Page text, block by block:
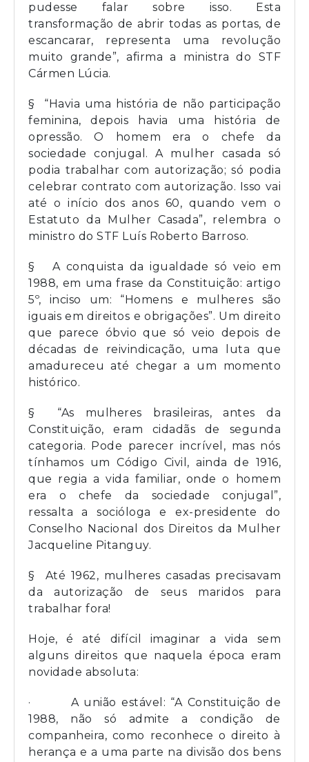
pudesse falar sobre isso. Esta
transformação de abrir todas as portas, de
escancarar, representa uma revolução
muito grande”, afirma a ministra do STF
Cármen Lúcia.
§ “Havia uma história de não participação
feminina, depois havia uma história de
opressão. O homem era o chefe da
sociedade conjugal. A mulher casada só
podia trabalhar com autorização; só podia
celebrar contrato com autorização. Isso vai
até o início dos anos 60, quando vem o
Estatuto da Mulher Casada”, relembra o
ministro do STF Luís Roberto Barroso.
§ A conquista da igualdade só veio em
1988, em uma frase da Constituição: artigo
5º, inciso um: “Homens e mulheres são
iguais em direitos e obrigações”. Um direito
que parece óbvio que só veio depois de
décadas de reivindicação, uma luta que
amadureceu até chegar a um momento
histórico.
§ “As mulheres brasileiras, antes da
Constituição, eram cidadãs de segunda
categoria. Pode parecer incrível, mas nós
tínhamos um Código Civil, ainda de 1916,
que regia a vida familiar, onde o homem
era o chefe da sociedade conjugal”,
ressalta a socióloga e ex-presidente do
Conselho Nacional dos Direitos da Mulher
Jacqueline Pitanguy.
§ Até 1962, mulheres casadas precisavam
da autorização de seus maridos para
trabalhar fora!
Hoje, é até difícil imaginar a vida sem
alguns direitos que naquela época eram
novidade absoluta:
· A união estável: “A Constituição de
1988, não só admite a condição de
companheira, como reconhece o direito à
herança e a uma parte na divisão dos bens